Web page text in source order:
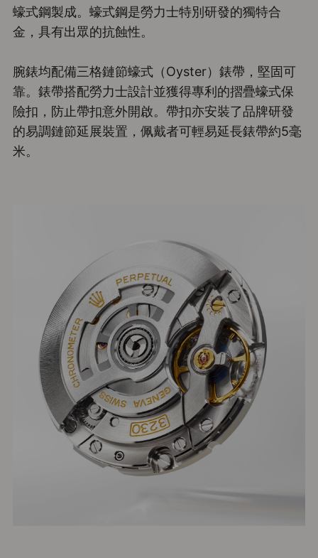
蠔式鋼製成。蠔式鋼是勞力士特別研發的獨特合
金，具有出眾的抗蝕性。
腕錶均配備三格鏈節蠔式（Oyster）錶帶，堅固可
靠。錶帶搭配勞力士設計並獲得專利的摺疊蠔式保
險扣，防止帶扣意外開啟。帶扣亦安裝了品牌研發
的易調鏈節延展裝置，佩戴者可輕易延長錶帶約5毫
米。